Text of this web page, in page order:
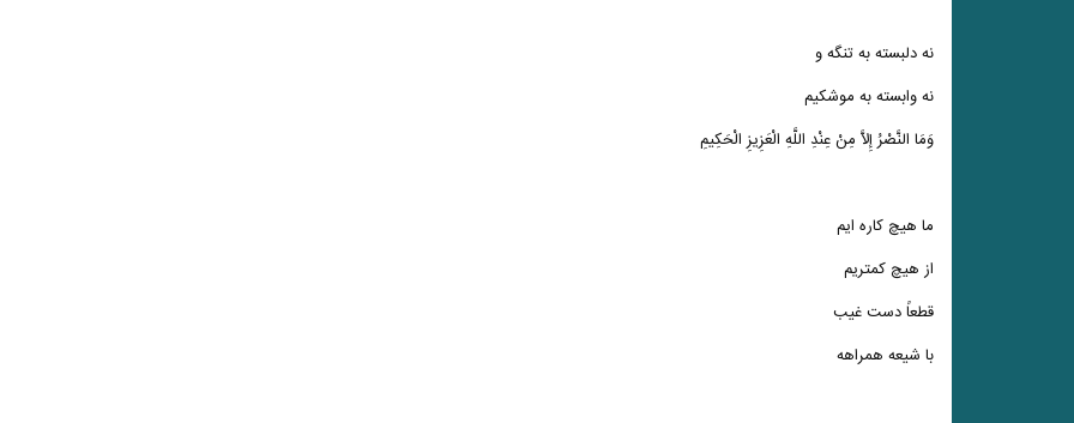
نه دلبسته به تنگه و
نه وابسته به موشکیم
وَمَا النَّصْرُ إِلاَّ مِنْ عِنْدِ اللَّهِ الْعَزِیزِ الْحَکِیمِ
ما هیچ کاره ایم
از هیچ کمتریم
قطعاً دست غیب
با شیعه همراهه